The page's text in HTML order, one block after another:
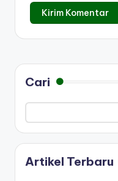
Cari
Artikel Terbaru